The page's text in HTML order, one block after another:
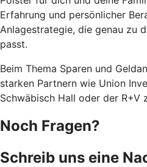
Erfahrung und persönlicher
Anlagestrategie, die genau zu
passt.
Beim Thema Sparen und
starken Partnern wie Union
Schwäbisch Hall oder der R+V
Noch Fragen?
Schreib uns eine